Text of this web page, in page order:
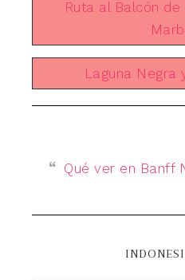
Ruta al Balcón
Laguna Negra
Qué ver en Banff